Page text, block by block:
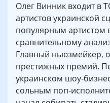
Олег Винник входит в
артистов украинской
популярным артистом
сравнительному
Главный ньюзмейкер,
престижных премий.
украинском шоу-
сольным поп-